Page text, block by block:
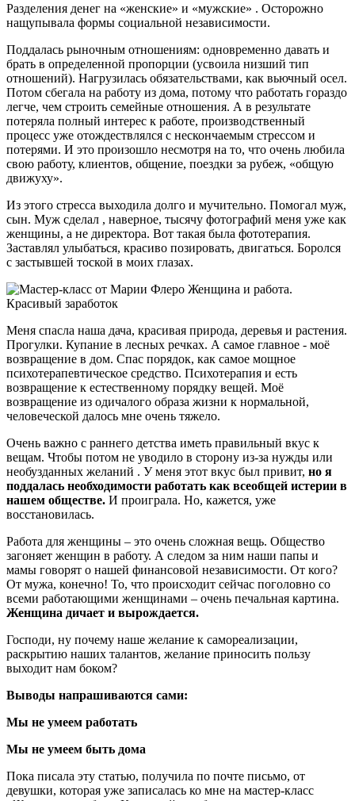
Разделения денег на «женские» и «мужские» . Осторожно
нащупывала формы социальной независимости.
Поддалась рыночным отношениям: одновременно давать и
брать в определенной пропорции (усвоила низший тип
отношений). Нагрузилась обязательствами, как вьючный осел.
Потом сбегала на работу из дома, потому что работать гораздо
легче, чем строить семейные отношения. А в результате
потеряла полный интерес к работе, производственный
процесс уже отождествлялся с нескончаемым стрессом и
потерями. И это произошло несмотря на то, что очень любила
свою работу, клиентов, общение, поездки за рубеж, «общую
движуху».
Из этого стресса выходила долго и мучительно. Помогал муж,
сын. Муж сделал , наверное, тысячу фотографий меня уже как
женщины, а не директора. Вот такая была фототерапия.
Заставлял улыбаться, красиво позировать, двигаться. Боролся
с застывшей тоской в моих глазах.
Меня спасла наша дача, красивая природа, деревья и растения.
Прогулки. Купание в лесных речках. А самое главное - моё
возвращение в дом. Спас порядок, как самое мощное
психотерапевтическое средство. Психотерапия и есть
возвращение к естественному порядку вещей. Моё
возвращение из одичалого образа жизни к нормальной,
человеческой далось мне очень тяжело.
Очень важно с раннего детства иметь правильный вкус к
вещам. Чтобы потом не уводило в сторону из-за нужды или
необузданных желаний . У меня этот вкус был привит, но я
поддалась необходимости работать как всеобщей истерии в
нашем обществе. И проиграла. Но, кажется, уже
восстановилась.
Работа для женщины – это очень сложная вещь. Общество
загоняет женщин в работу. А следом за ним наши папы и
мамы говорят о нашей финансовой независимости. От кого?
От мужа, конечно! То, что происходит сейчас поголовно со
всеми работающими женщинами – очень печальная картина.
Женщина дичает и вырождается.
Господи, ну почему наше желание к самореализации,
раскрытию наших талантов, желание приносить пользу
выходит нам боком?
Выводы напрашиваются сами:
Мы не умеем работать
Мы не умеем быть дома
Пока писала эту статью, получила по почте письмо, от
девушки, которая уже записалась ко мне на мастер-класс